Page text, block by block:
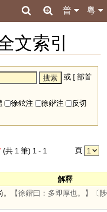
粵
普
文索引
或 [ 部首
徐鉉注 徐鍇注
反切
(共 1 筆) 1 - 1 頁
解釋
【徐鍇曰：多即厚也。】
〔